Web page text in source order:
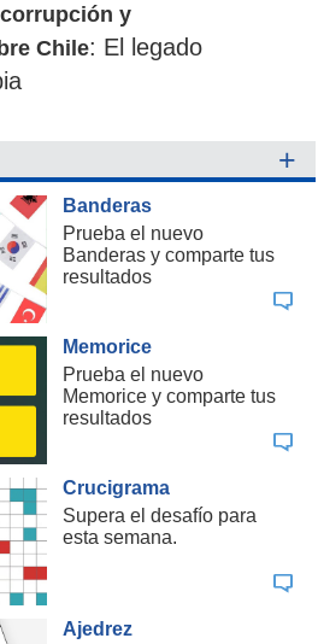
y
Chile: El legado
+
Banderas
Prueba el nuevo
Banderas y comparte tus
resultados
Memorice
Prueba el nuevo
Memorice y comparte tus
resultados
Crucigrama
Supera el desafío para
esta semana.
Ajedrez